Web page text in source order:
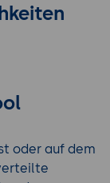
oder auf dem